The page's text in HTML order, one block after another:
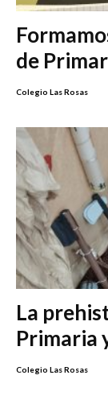
de
Colegio Las Rosas
La
Primaria
Colegio Las Rosas